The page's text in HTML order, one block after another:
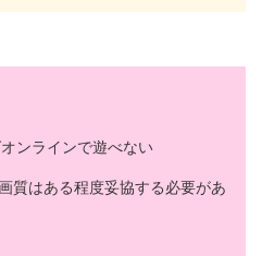
ンラインで遊べない
質はある程度妥協する必要があ